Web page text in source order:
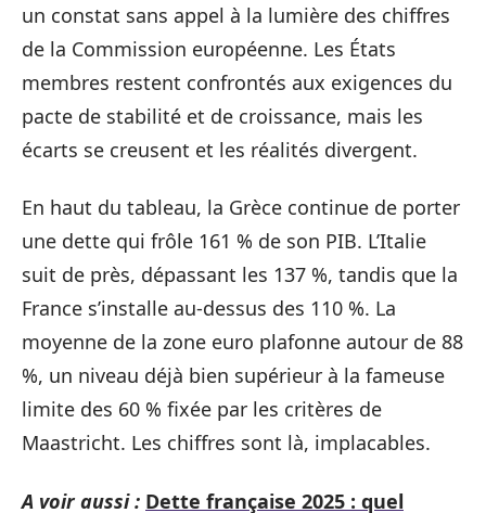
un constat sans appel à la lumière des chiffres
de la Commission européenne. Les États
membres restent confrontés aux exigences du
pacte de stabilité et de croissance, mais les
écarts se creusent et les réalités divergent.
En haut du tableau, la Grèce continue de porter
une dette qui frôle 161 % de son PIB. L’Italie
suit de près, dépassant les 137 %, tandis que la
France s’installe au-dessus des 110 %. La
moyenne de la zone euro plafonne autour de 88
%, un niveau déjà bien supérieur à la fameuse
limite des 60 % fixée par les critères de
Maastricht. Les chiffres sont là, implacables.
A voir aussi : Dette française 2025 : quel